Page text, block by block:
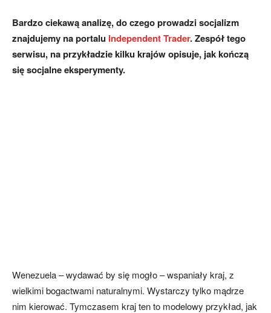
Bardzo ciekawą analizę, do czego prowadzi socjalizm
znajdujemy na portalu Independent Trader. Zespół tego
serwisu, na przykładzie kilku krajów opisuje, jak kończą
się socjalne eksperymenty.
Wenezuela – wydawać by się mogło – wspaniały kraj, z
wielkimi bogactwami naturalnymi. Wystarczy tylko mądrze
nim kierować. Tymczasem kraj ten to modelowy przykład, jak